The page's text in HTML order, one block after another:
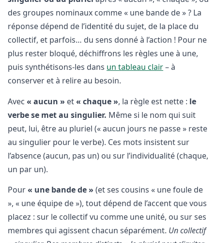
des groupes nominaux comme « une bande de » ? La
réponse dépend de l’identité du sujet, de la place du
collectif, et parfois… du sens donné à l’action ! Pour ne
plus rester bloqué, déchiffrons les règles une à une,
puis synthétisons-les dans un tableau clair– à
conserver et à relire au besoin.
Avec « aucun » et« chaque », la règle est nette : le
verbe se met au singulier. Même si le nom qui suit
peut, lui, être au pluriel (« aucun jours ne passe » reste
au singulier pour le verbe). Ces mots insistent sur
l’absence (aucun, pas un) ou sur l’individualité (chaque,
un par un).
Pour« une bande de » (et ses cousins « une foule de
», « une équipe de »), tout dépend de l’accent que vous
placez : sur le collectif vu comme une unité, ou sur ses
membres qui agissent chacun séparément. Un collectif